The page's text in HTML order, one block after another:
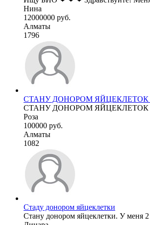
Нина
12000000 руб.
Алматы
1796
СТАНУ ДОНОРОМ ЯЙЦЕКЛЕТОК
СТАНУ ДОНОРОМ ЯЙЦЕКЛЕТОК !!!
Роза
100000 руб.
Алматы
1082
Стаду донором яйцеклетки
Стану донором яйцеклетки. У меня